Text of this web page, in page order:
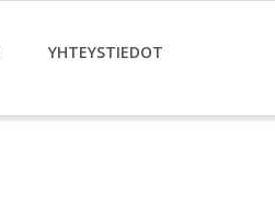
YHTEYSTIEDOT